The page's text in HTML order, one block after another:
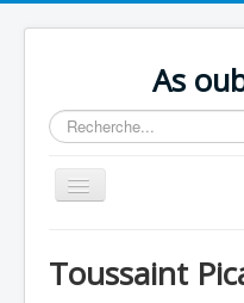
As
Rechercher
Basculer
la
Chronologie
Toussaint